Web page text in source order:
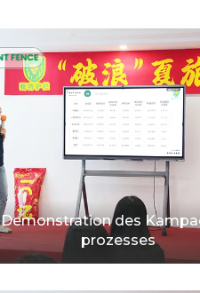
Demonstration des
prozesses